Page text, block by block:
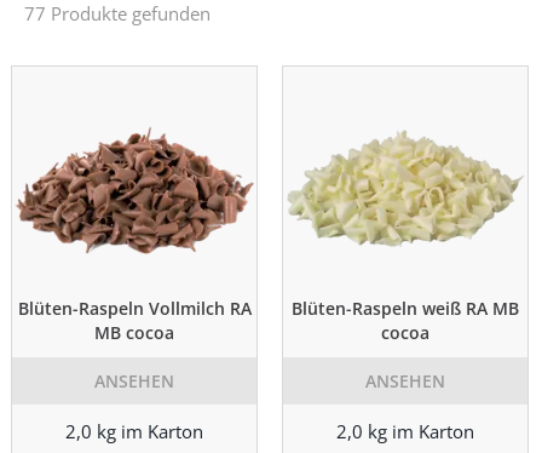
77 Produkte gefunden
Blüten-Raspeln Vollmilch RA
MB cocoa
ANSEHEN
2,0 kg im Karton
Blüten-Raspeln weiß RA MB
cocoa
ANSEHEN
2,0 kg im Karton